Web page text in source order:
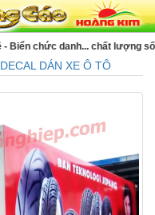
Nam
DECAL DÁN XE Ô TÔ